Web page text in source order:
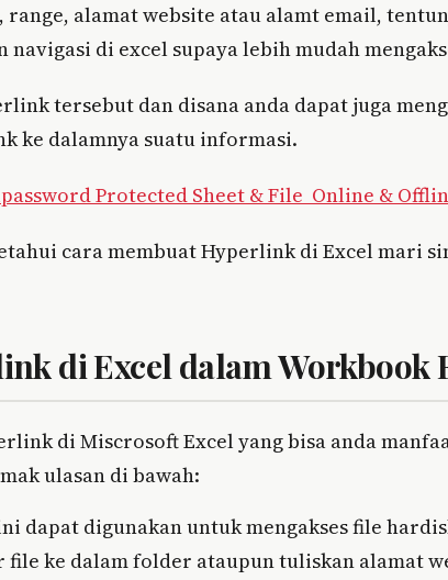
alamat website atau alamt email,
di excel supaya lebih mudah
tersebut dan disana anda dapat juga
ke dalamnya suatu informasi.
Protected Sheet & File Online &
cara membuat Hyperlink di Excel mari
di Excel dalam Workbook
di Miscrosoft Excel yang bisa anda
ulasan di bawah:
dapat digunakan untuk mengakses file
file ke dalam folder ataupun tuliskan alamat